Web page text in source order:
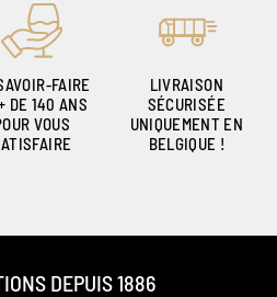
FAIRE
DE 140 ANS
VOUS
LIVRAISON
SÉCURISÉE
UNIQUEMENT EN
BELGIQUE !
DEPUIS 1886